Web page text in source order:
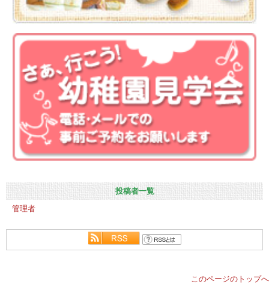
投稿者一覧
管理者
このページのトップへ